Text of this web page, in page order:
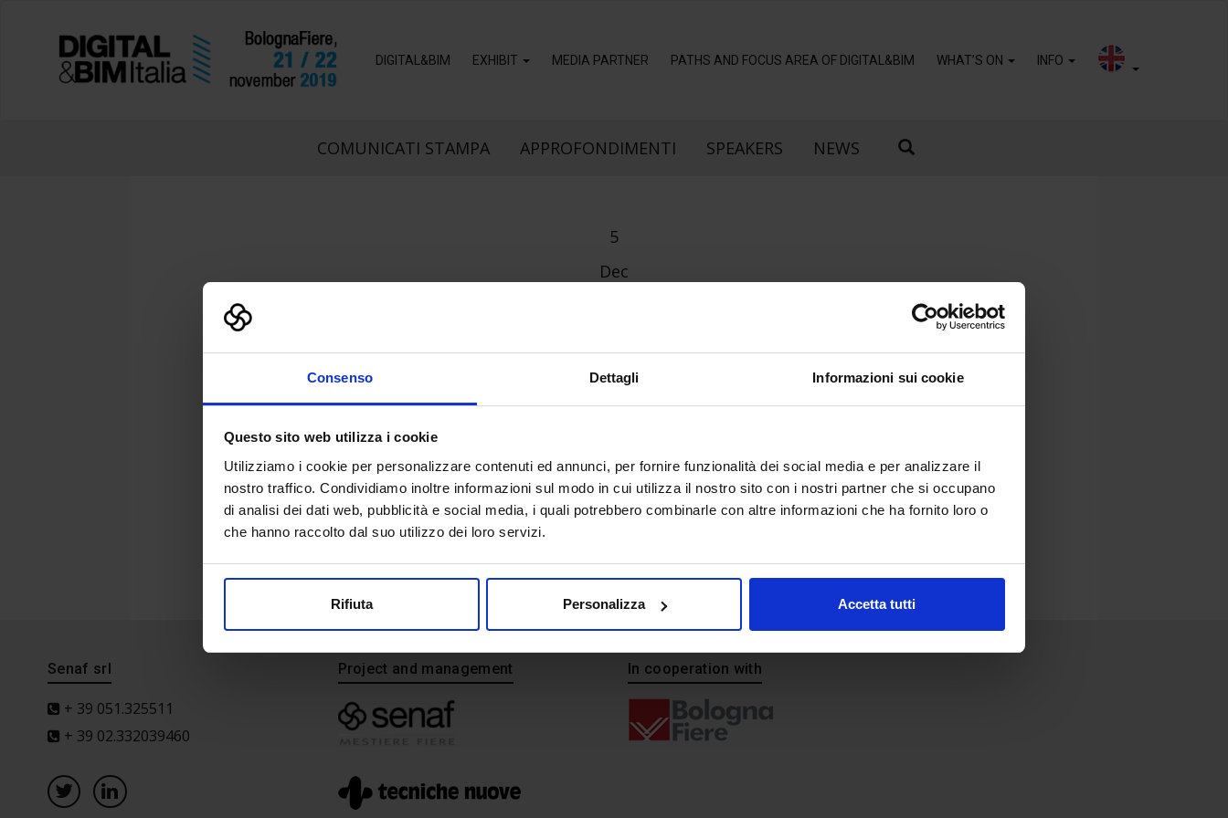
Consenso Dettagli Informazioni sui cookie
Questo sito web utilizza i cookie
Utilizziamo i cookie per personalizzare contenuti ed annunci, per fornire funzionalità dei social media e per analizzare il
nostro traffico. Condividiamo inoltre informazioni sul modo in cui utilizza il nostro sito con i nostri partner che si occupano
di analisi dei dati web, pubblicità e social media, i quali potrebbero combinarle con altre informazioni che ha fornito loro o
che hanno raccolto dal suo utilizzo dei loro servizi.
Rifiuta Personalizza Accetta tutti
DIGITAL&BIM EXHIBIT MEDIA PARTNER PATHS AND FOCUS AREA OF DIGITAL&BIM WHAT’S ON INFO
COMUNICATI STAMPA APPROFONDIMENTI SPEAKERS NEWS
5
Dec
Senaf srl
+ 39 051.325511
+ 39 02.332039460
Project and management In cooperation with